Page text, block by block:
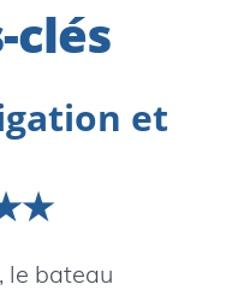
clés
et
le bateau